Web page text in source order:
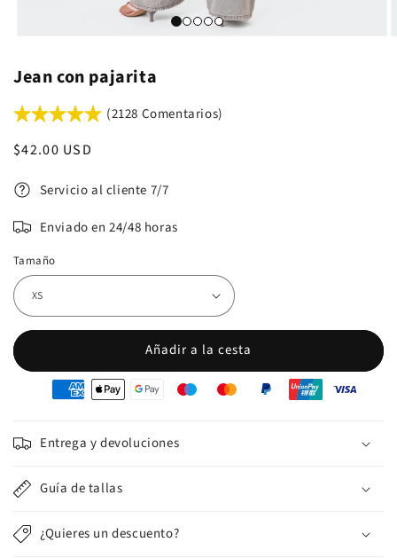
Jean con pajarita
(2128 Comentarios)
Precio
$42.00 USD
Servicio al cliente 7/7
Enviado en 24/48 horas
Tamaño
Añadir a la cesta
Entrega y devoluciones
Guía de tallas
¿Quieres un descuento?